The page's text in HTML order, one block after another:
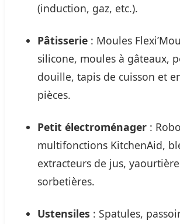
(induction, gaz, etc.).
Pâtisserie : Moules
silicone, moules à gâteaux,
douille, tapis de cuisson et
pièces.
Petit électroménager :
multifonctions KitchenAid,
extracteurs de jus,
sorbetières.
Ustensiles : Spatules,